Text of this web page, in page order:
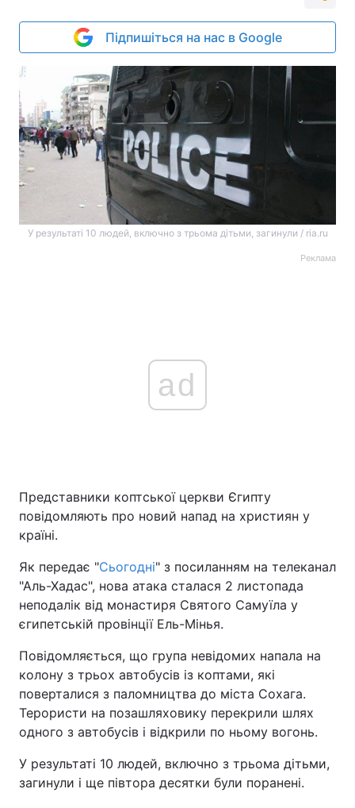
Підпишіться на нас в Google
У результаті 10 людей, включно з трьома дітьми, загинули / ria.ru
Реклама
ad
Представники коптської церкви Єгипту
повідомляють про новий напад на християн у
країні.
Як передає "Сьогодні" з посиланням на телеканал
"Аль-Хадас", нова атака сталася 2 листопада
неподалік від монастиря Святого Самуїла у
єгипетській провінції Ель-Мінья.
Повідомляється, що група невідомих напала на
колону з трьох автобусів із коптами, які
поверталися з паломництва до міста Сохага.
Терористи на позашляховику перекрили шлях
одного з автобусів і відкрили по ньому вогонь.
У результаті 10 людей, включно з трьома дітьми,
загинули і ще півтора десятки були поранені.